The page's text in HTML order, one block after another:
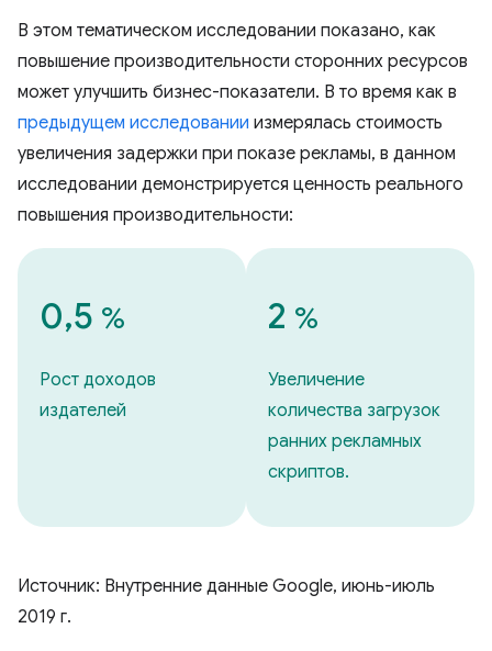
В этом тематическом исследовании показано, как
повышение производительности сторонних ресурсов
может улучшить бизнес-показатели. В то время как в
предыдущем исследовании измерялась стоимость
увеличения задержки при показе рекламы, в данном
исследовании демонстрируется ценность реального
повышения производительности:
0,5 %
Рост доходов
издателей
2 %
Увеличение
количества загрузок
ранних рекламных
скриптов.
Источник: Внутренние данные Google, июнь-июль
2019 г.